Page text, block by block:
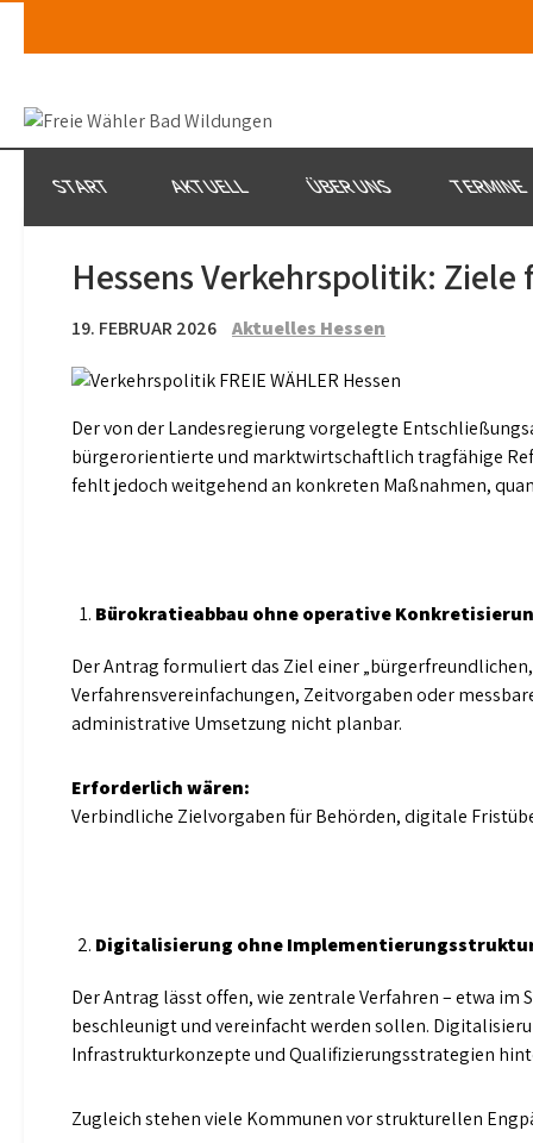
START AKTUELL ÜBER UNS TERMINE
Hessens Verkehrspolitik:
19. FEBRUAR 2026 Aktuelles Hessen
Der von der Landesregierung vorgelegte
bürgerorientierte und marktwirtschaftlich tragfähige
fehlt jedoch weitgehend an konkreten Maßnahmen,
Bürokratieabbau ohne operative
Der Antrag formuliert das Ziel einer
Verfahrensvereinfachungen, Zeitvorgaben oder
administrative Umsetzung nicht planbar.
Erforderlich wären:
Verbindliche Zielvorgaben für Behörden, digitale
Digitalisierung ohne
Der Antrag lässt offen, wie zentrale Verfahren – etwa
beschleunigt und vereinfacht werden sollen.
Infrastrukturkonzepte und Qualifizierungsstrategien
Zugleich stehen viele Kommunen vor strukturellen